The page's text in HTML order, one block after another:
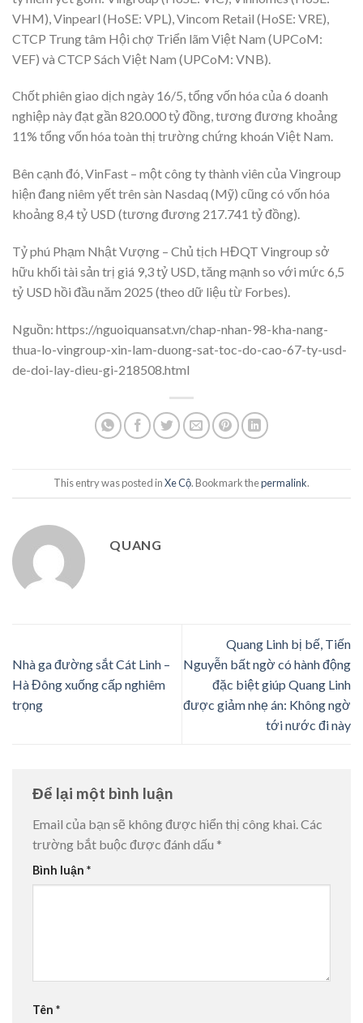
VHM), Vinpearl (HoSE: VPL), Vincom Retail (HoSE: VRE),
CTCP Trung tâm Hội chợ Triển lãm Việt Nam (UPCoM:
VEF) và CTCP Sách Việt Nam (UPCoM: VNB).
Chốt phiên giao dịch ngày 16/5, tổng vốn hóa của 6 doanh
nghiệp này đạt gần 820.000 tỷ đồng, tương đương khoảng
11% tổng vốn hóa toàn thị trường chứng khoán Việt Nam.
Bên cạnh đó, VinFast – một công ty thành viên của Vingroup
hiện đang niêm yết trên sàn Nasdaq (Mỹ) cũng có vốn hóa
khoảng 8,4 tỷ USD (tương đương 217.741 tỷ đồng).
Tỷ phú Phạm Nhật Vượng – Chủ tịch HĐQT Vingroup sở
hữu khối tài sản trị giá 9,3 tỷ USD, tăng mạnh so với mức 6,5
tỷ USD hồi đầu năm 2025 (theo dữ liệu từ Forbes).
Nguồn: https://nguoiquansat.vn/chap-nhan-98-kha-nang-
thua-lo-vingroup-xin-lam-duong-sat-toc-do-cao-67-ty-usd-
de-doi-lay-dieu-gi-218508.html
This entry was posted inXe Cộ. Bookmark thepermalink.
QUANG
Nhà ga đường sắt Cát Linh –
Hà Đông xuống cấp nghiêm
trọng
Quang Linh bị bế, Tiến
Nguyễn bất ngờ có hành động
đặc biệt giúp Quang Linh
được giảm nhẹ án: Không ngờ
tới nước đi này
Để lại một bình luận
Email của bạn sẽ không được hiển thị công khai. Các
trường bắt buộc được đánh dấu *
Bình luận *
Tên *